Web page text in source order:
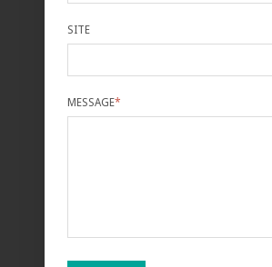
SITE
MESSAGE*